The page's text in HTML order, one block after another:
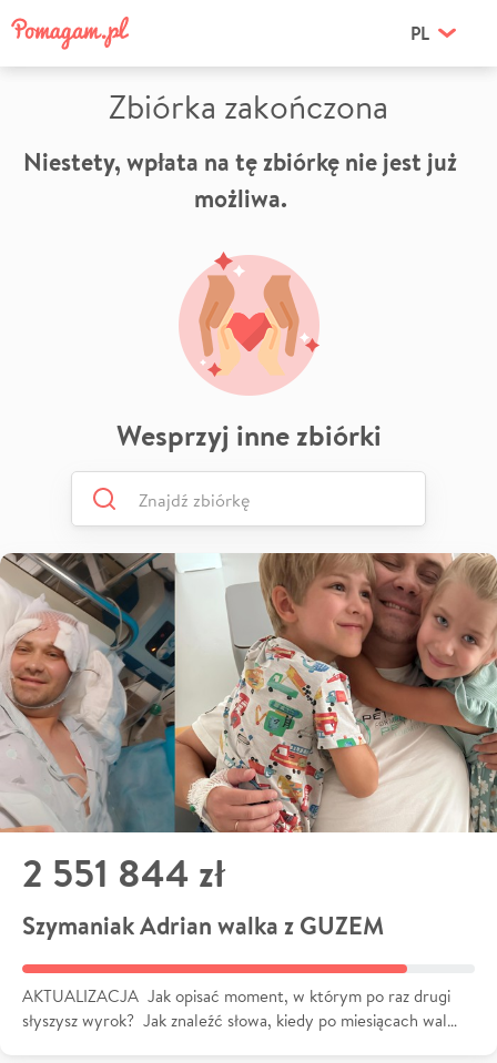
PL
Zbiórka zakończona
Niestety, wpłata na tę zbiórkę nie jest już
możliwa.
Wesprzyj inne zbiórki
2 551 844 zł
Szymaniak Adrian walka z GUZEM
AKTUALIZACJA Jak opisać moment, w którym po raz drugi
słyszysz wyrok? Jak znaleźć słowa, kiedy po miesiącach wal…